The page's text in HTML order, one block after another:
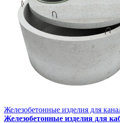
Железобетонные изделия для
Железобетонные изделия для